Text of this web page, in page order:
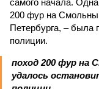
самого начала.
200 фур на
Петербурга, – была
полиции.
поход 200 фур на
удалось